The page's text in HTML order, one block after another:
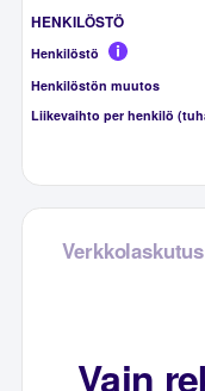
HENKILÖSTÖ
Henkilöstö
Henkilöstön muutos
Liikevaihto per henkilö
Verkkolaskutus
Vain